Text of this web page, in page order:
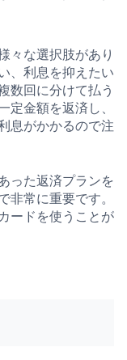
々な選択肢があり
、利息を抑えたい
数回に分けて払う
定金額を返済し、
息がかかるので注
った返済プランを
非常に重要です。
ードを使うことが